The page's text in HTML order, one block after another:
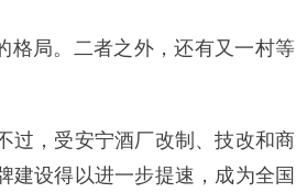
格局。二者之外，还有又一村等
过，受安宁酒厂改制、技改和商
建设得以进一步提速，成为全国